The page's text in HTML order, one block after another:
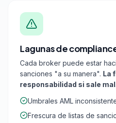
Lagunas de
Cada broker puede estar
sanciones "a su manera". La
responsabilidad si sale
Umbrales AML
Frescura de listas de